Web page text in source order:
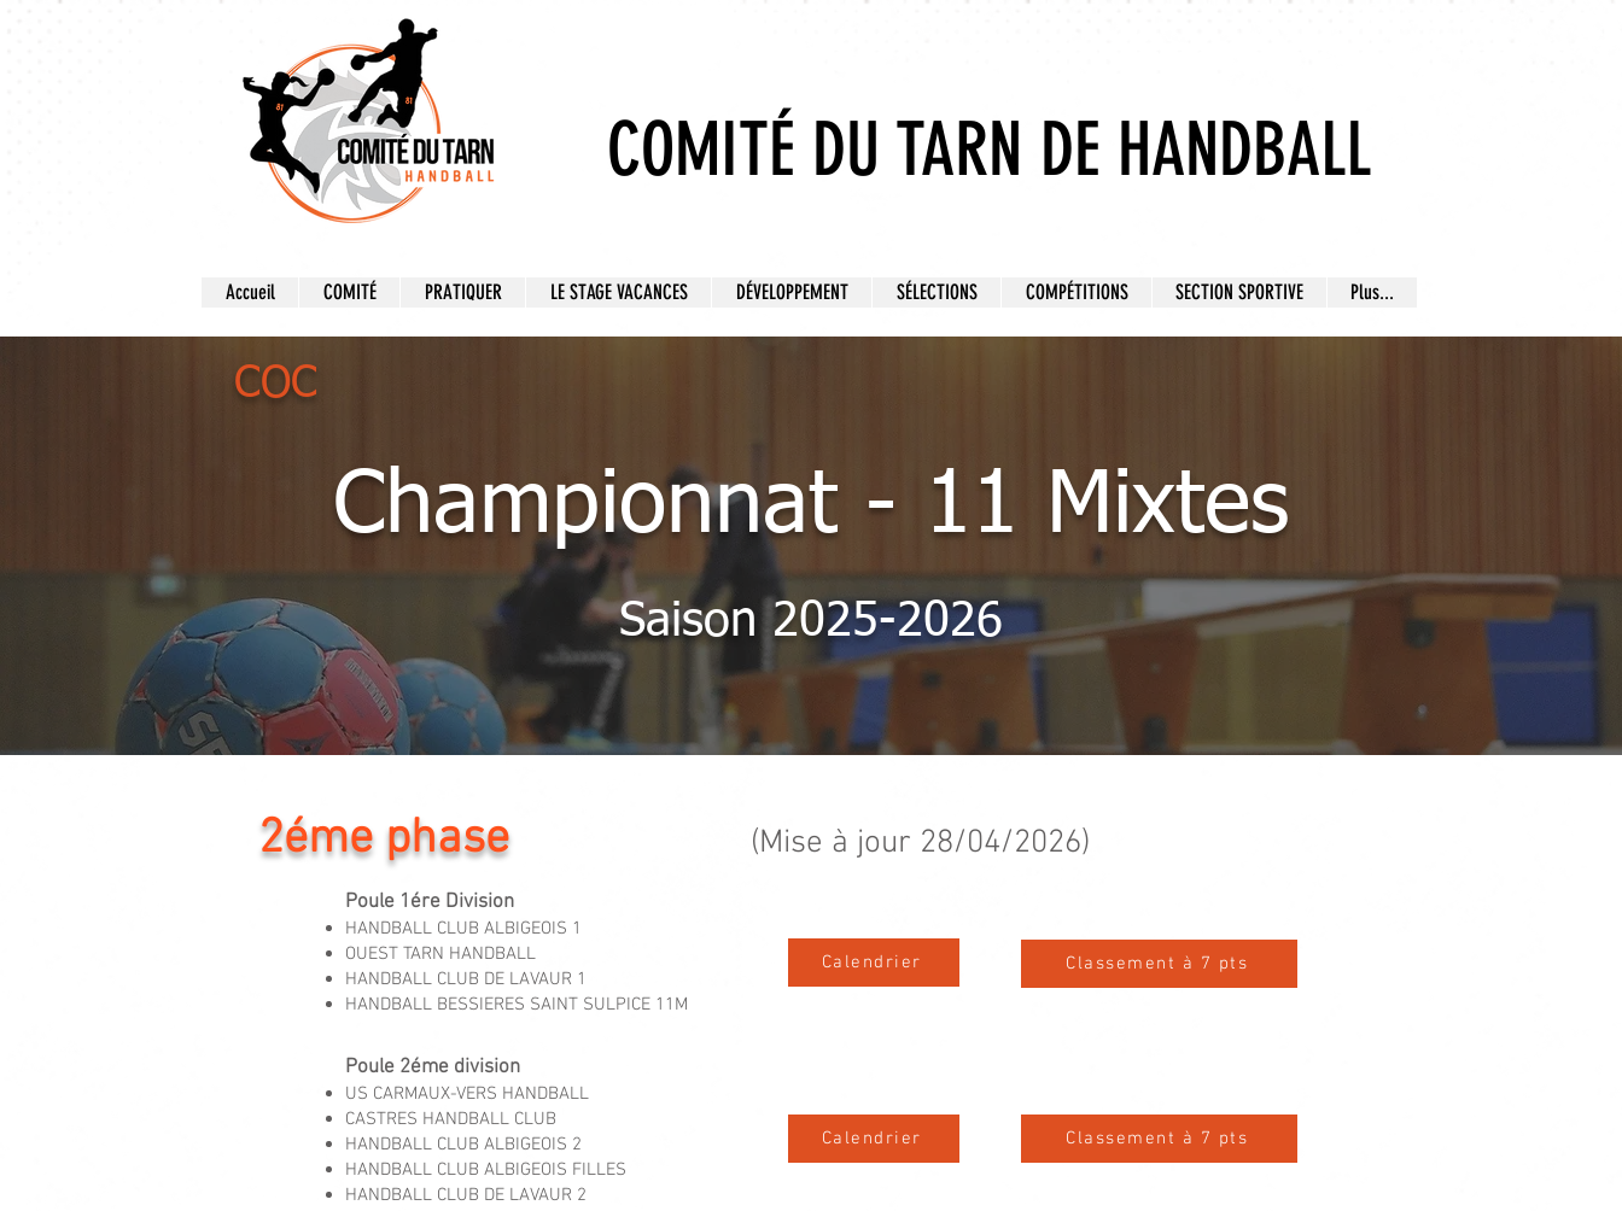
COMITÉ DU TARN DE HANDBALL
Accueil COMITÉ PRATIQUER LE STAGE VACANCES DÉVELOPPEMENT SÉLECTIONS COMPÉTITIONS SECTION SPORTIVE Plus...
COC
Championnat - 11 Mixtes
Saison 2025-2026
Classement à 7 pts
2éme phase (Mise à jour 28/04/2026)
Poule 1ére Division
HANDBALL CLUB ALBIGEOIS 1
OUEST TARN HANDBALL
HANDBALL CLUB DE LAVAUR 1
HANDBALL BESSIERES SAINT SULPICE 11M
Calendrier
Poule 2éme division
US CARMAUX-VERS HANDBALL
CASTRES HANDBALL CLUB
HANDBALL CLUB ALBIGEOIS 2
HANDBALL CLUB ALBIGEOIS FILLES
HANDBALL CLUB DE LAVAUR 2
Calendrier Classement à 7 pts